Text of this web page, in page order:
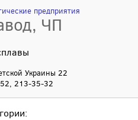
предприятия
ЧП
Украины 22
213-35-32